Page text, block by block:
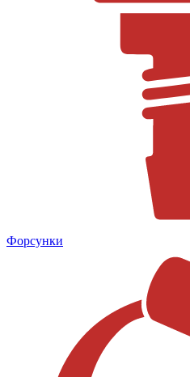
Форсунки